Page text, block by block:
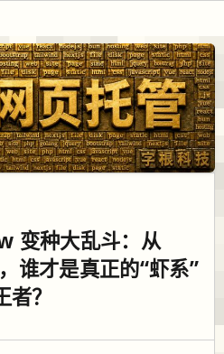
变种大乱斗：从
才是真正的“虾系”
者？